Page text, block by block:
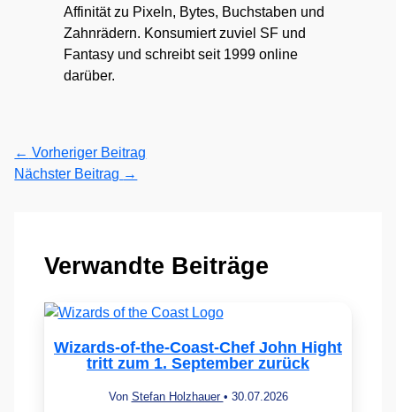
Affinität zu Pixeln, Bytes, Buchstaben und
Zahnrädern. Konsumiert zuviel SF und
Fantasy und schreibt seit 1999 online
darüber.
← Vorheriger Beitrag
Nächster Beitrag →
Verwandte Beiträge
Wizards-of-the-Coast-Chef John Hight
tritt zum 1. September zurück
Von Stefan Holzhauer • 30.07.2026